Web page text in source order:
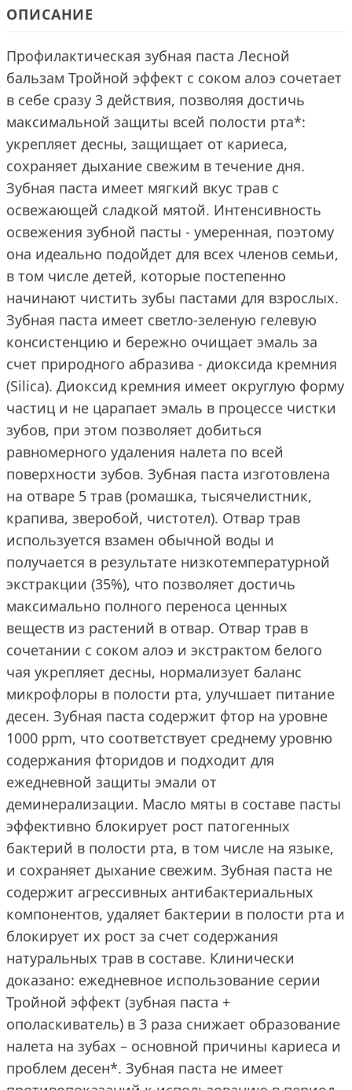
ОПИСАНИЕ
Профилактическая зубная паста Лесной
бальзам Тройной эффект с соком алоэ сочетает
в себе сразу 3 действия, позволяя достичь
максимальной защиты всей полости рта*:
укрепляет десны, защищает от кариеса,
сохраняет дыхание свежим в течение дня.
Зубная паста имеет мягкий вкус трав с
освежающей сладкой мятой. Интенсивность
освежения зубной пасты - умеренная, поэтому
она идеально подойдет для всех членов семьи,
в том числе детей, которые постепенно
начинают чистить зубы пастами для взрослых.
Зубная паста имеет светло-зеленую гелевую
консистенцию и бережно очищает эмаль за
счет природного абразива - диоксида кремния
(Silica). Диоксид кремния имеет округлую форму
частиц и не царапает эмаль в процессе чистки
зубов, при этом позволяет добиться
равномерного удаления налета по всей
поверхности зубов. Зубная паста изготовлена
на отваре 5 трав (ромашка, тысячелистник,
крапива, зверобой, чистотел). Отвар трав
используется взамен обычной воды и
получается в результате низкотемпературной
экстракции (35%), что позволяет достичь
максимально полного переноса ценных
веществ из растений в отвар. Отвар трав в
сочетании с соком алоэ и экстрактом белого
чая укрепляет десны, нормализует баланс
микрофлоры в полости рта, улучшает питание
десен. Зубная паста содержит фтор на уровне
1000 ppm, что соответствует среднему уровню
содержания фторидов и подходит для
ежедневной защиты эмали от
деминерализации. Масло мяты в составе пасты
эффективно блокирует рост патогенных
бактерий в полости рта, в том числе на языке,
и сохраняет дыхание свежим. Зубная паста не
содержит агрессивных антибактериальных
компонентов, удаляет бактерии в полости рта и
блокирует их рост за счет содержания
натуральных трав в составе. Клинически
доказано: ежедневное использование серии
Тройной эффект (зубная паста +
ополаскиватель) в 3 раза снижает образование
налета на зубах – основной причины кариеса и
проблем десен*. Зубная паста не имеет